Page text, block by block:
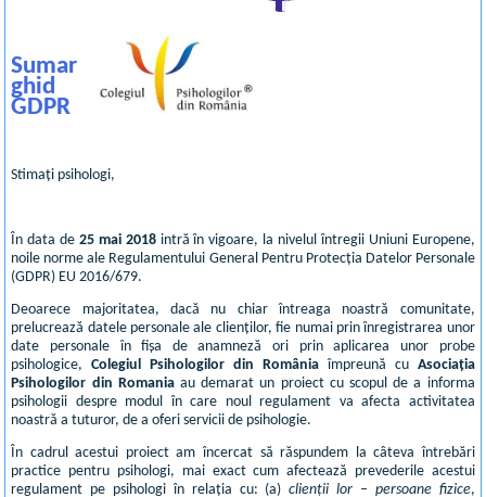
Sumar
ghid
GDPR
Stimați psihologi,
În data de25 mai 2018intră în vigoare, la nivelul întregii Uniuni Europene,
noile norme ale Regulamentului General Pentru Protecția Datelor Personale
(GDPR) EU 2016/679.
Deoarece majoritatea, dacă nu chiar întreaga noastră comunitate,
prelucrează datele personale ale clienților, fie numai prin înregistrarea unor
date personale în fișa de anamneză ori prin aplicarea unor probe
psihologice,Colegiul Psihologilor din Româniaîmpreună cu Asociația
Psihologilor din Romaniaau demarat un proiect cu scopul de a informa
psihologii despre modul în care noul regulament va afecta activitatea
noastră a tuturor, de a oferi servicii de psihologie.
În cadrul acestui proiect am încercat să răspundem la câteva întrebări
practice pentru psihologi, mai exact cum afectează prevederile acestui
regulament pe psihologi în relația cu: (a)clienții lor – persoane fizice,